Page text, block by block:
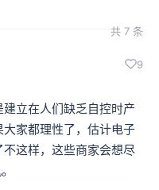
共 7 条
9
立在人们缺乏自控时产
家都理性了，估计电子
这样，这些商家会想尽